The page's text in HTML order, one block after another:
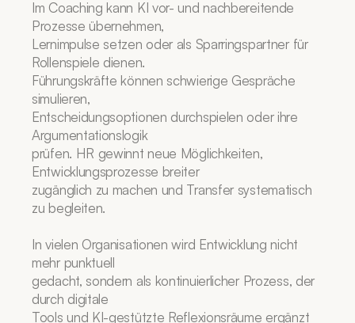
Im Coaching kann KI vor- und nachbereitende
Prozesse übernehmen,
Lernimpulse setzen oder als Sparringspartner für
Rollenspiele dienen.
Führungskräfte können schwierige Gespräche
simulieren,
Entscheidungsoptionen durchspielen oder ihre
Argumentationslogik
prüfen. HR gewinnt neue Möglichkeiten,
Entwicklungsprozesse breiter
zugänglich zu machen und Transfer systematisch
zu begleiten.
In vielen Organisationen wird Entwicklung nicht
mehr punktuell
gedacht, sondern als kontinuierlicher Prozess, der
durch digitale
Tools und KI-gestützte Reflexionsräume ergänzt